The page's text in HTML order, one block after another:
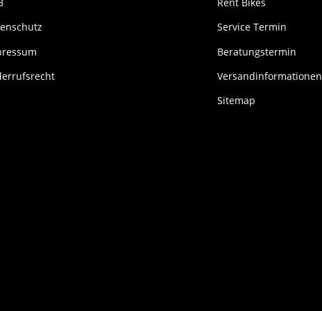
Service Termin
Beratungstermin
Versandinformationen
Sitemap